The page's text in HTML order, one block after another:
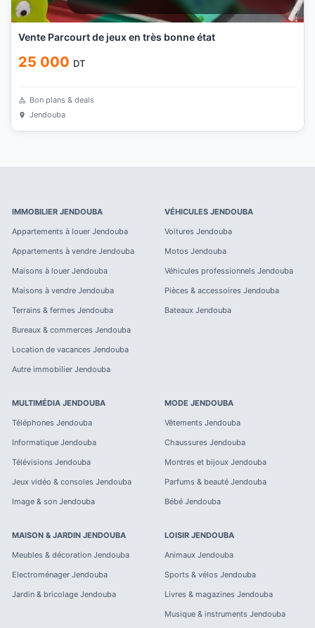
Vente Parcourt de jeux en très bonne état
25 000 DT
Bon plans & deals
Jendouba
IMMOBILIER JENDOUBA
Appartements à louer Jendouba
Appartements à vendre Jendouba
Maisons à louer Jendouba
Maisons à vendre Jendouba
Terrains & fermes Jendouba
Bureaux & commerces Jendouba
Location de vacances Jendouba
Autre immobilier Jendouba
VÉHICULES JENDOUBA
Voitures Jendouba
Motos Jendouba
Véhicules professionnels Jendouba
Pièces & accessoires Jendouba
Bateaux Jendouba
MULTIMÉDIA JENDOUBA
Téléphones Jendouba
Informatique Jendouba
Télévisions Jendouba
Jeux vidéo & consoles Jendouba
Image & son Jendouba
MODE JENDOUBA
Vêtements Jendouba
Chaussures Jendouba
Montres et bijoux Jendouba
Parfums & beauté Jendouba
Bébé Jendouba
MAISON & JARDIN JENDOUBA
Meubles & décoration Jendouba
Electroménager Jendouba
Jardin & bricolage Jendouba
LOISIR JENDOUBA
Animaux Jendouba
Sports & vélos Jendouba
Livres & magazines Jendouba
Musique & instruments Jendouba